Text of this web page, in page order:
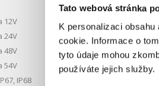
Tato webová stránka
K personalizaci
cookie. Informace o
tyto údaje mohou
používáte jejich služby.
12V
24V
48V
54V
IP68